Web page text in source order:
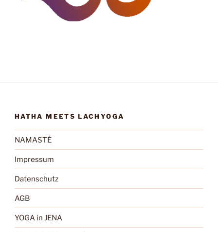
HATHA MEETS LACHYOGA
NAMASTÉ
Impressum
Datenschutz
AGB
YOGA in JENA